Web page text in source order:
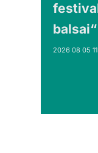
balsai“
2026 08 05